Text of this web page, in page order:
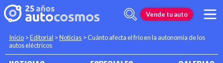
Vende tu auto
Inicio >Editorial >Noticias >Cuánto afecta el frío en la autonomía de los
autos eléctricos